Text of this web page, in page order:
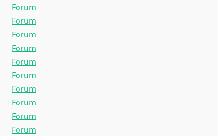
Forum
Forum
Forum
Forum
Forum
Forum
Forum
Forum
Forum
Forum